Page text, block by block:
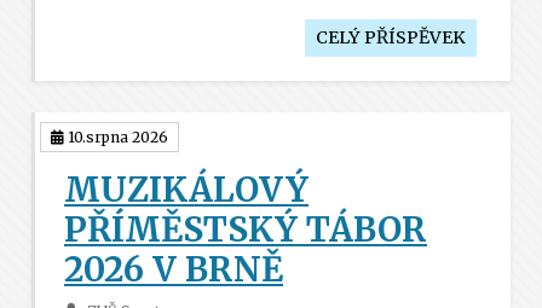
CELÝ PŘÍSPĚVEK
10.srpna 2026
MUZIKÁLOVÝ
PŘÍMĚSTSKÝ TÁBOR
2026 V BRNĚ